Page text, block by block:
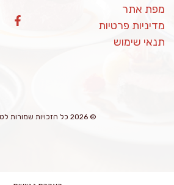
מפת אתר
מדיניות פרטיות
תנאי שימוש
© 2026 כל הזכויות שמורות לטעימתא